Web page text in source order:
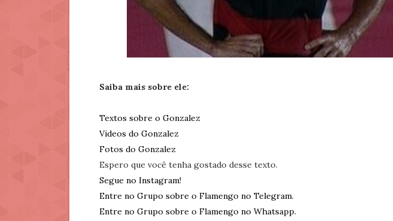
Saiba mais sobre ele:
Textos sobre o Gonzalez
Videos do Gonzalez
Fotos do Gonzalez
Espero que você tenha gostado desse texto.
Segue no Instagram!
Entre no Grupo sobre o Flamengo no Telegram.
Entre no Grupo sobre o Flamengo no Whatsapp.